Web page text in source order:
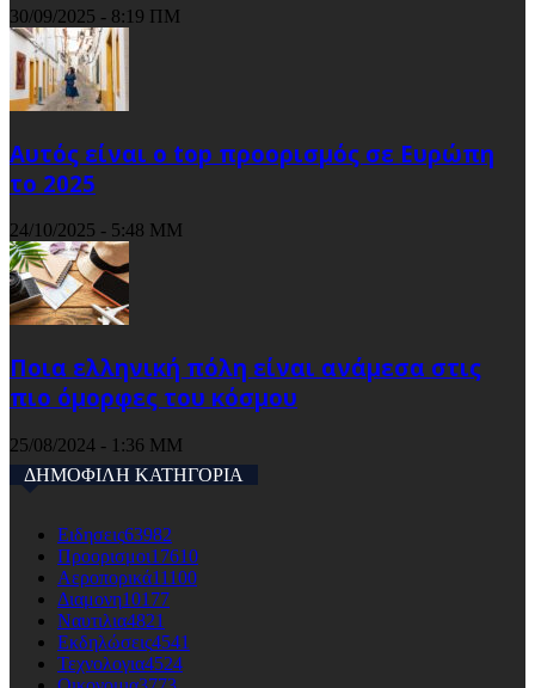
30/09/2025 - 8:19 ΠΜ
Αυτός είναι ο top προορισμός σε Ευρώπη
το 2025
24/10/2025 - 5:48 ΜΜ
Ποια ελληνική πόλη είναι ανάμεσα στις
πιο όμορφες του κόσμου
25/08/2024 - 1:36 ΜΜ
ΔΗΜΟΦΙΛΗ ΚΑΤΗΓΟΡΙΑ
Ειδησεις63982
Προορισμοι17610
Αεροπορικά11100
Διαμονη10177
Ναυτιλια4821
Εκδηλώσεις4541
Τεχνολογια4524